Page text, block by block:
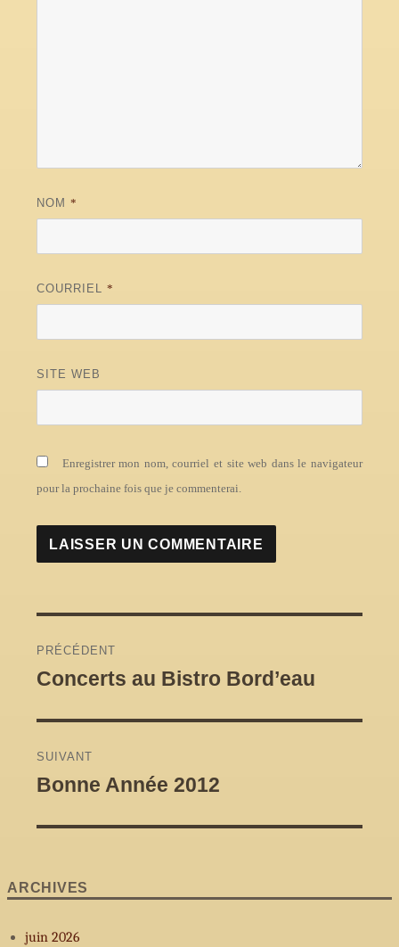
NOM*
COURRIEL*
SITE WEB
Enregistrer mon nom, courriel et site web dans le navigateur
pour la prochaine fois que je commenterai.
de
PRÉCÉDENT
Article
Concerts au Bistro Bord’eau
SUIVANT
Article
Bonne Année 2012
ARCHIVES
juin 2026